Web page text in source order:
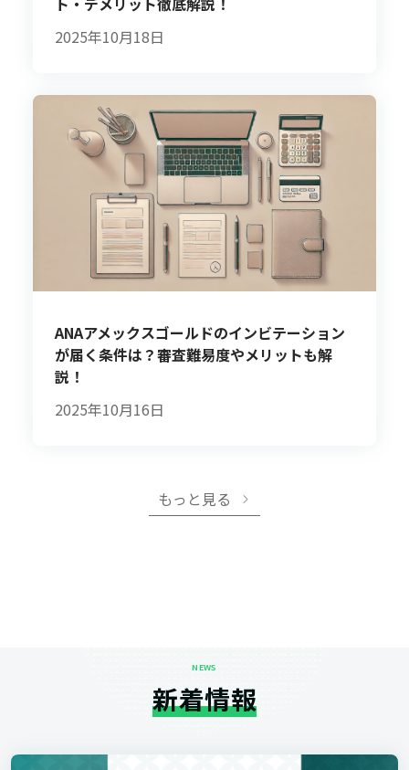
2025年10月18日
ANAアメックスゴールドのインビテーション
が届く条件は？審査難易度やメリットも解
説！
2025年10月16日
もっと見る
NEWS
新着情報